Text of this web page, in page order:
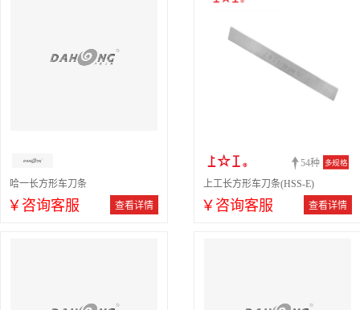
哈一长方形车刀条
￥咨询客服 查看详情
54种 多规格
上工长方形车刀条(HSS-E)
￥咨询客服 查看详情